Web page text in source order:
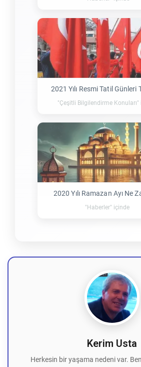
2021 Yılı Resmi Tatil Günleri
"Çeşitli Bilgilendirme Konuları"
2020 Yılı Ramazan Ayı Ne
"Haberler" içinde
Kerim Usta
Herkesin bir yaşama nedeni var.